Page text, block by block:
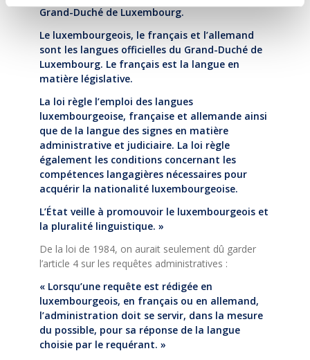
Grand-Duché de Luxembourg.
Le luxembourgeois, le français et l’allemand
sont les langues officielles du Grand-Duché de
Luxembourg. Le français est la langue en
matière législative.
La loi règle l’emploi des langues
luxembourgeoise, française et allemande ainsi
que de la langue des signes en matière
administrative et judiciaire. La loi règle
également les conditions concernant les
compétences langagières nécessaires pour
acquérir la nationalité luxembourgeoise.
L’État veille à promouvoir le luxembourgeois et
la pluralité linguistique. »
De la loi de 1984, on aurait seulement dû garder
l’article 4 sur les requêtes administratives :
« Lorsqu’une requête est rédigée en
luxembourgeois, en français ou en allemand,
l’administration doit se servir, dans la mesure
du possible, pour sa réponse de la langue
choisie par le requérant. »